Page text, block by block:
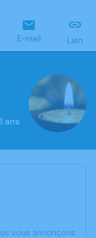
E-mail Lien
ans
vous annonçons